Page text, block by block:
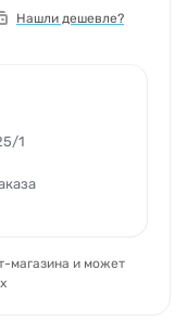
Нашли дешевле?
1
магазина и может